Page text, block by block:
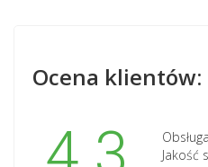
Ocena klientów:
Jakość